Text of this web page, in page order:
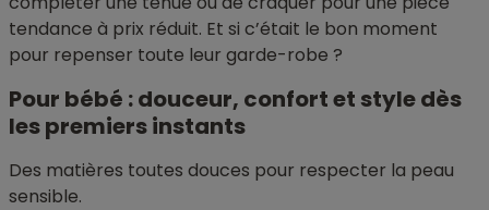
tendance à prix réduit. Et si c’était le bon moment
pour repenser toute leur garde-robe ?
Pour bébé : douceur, confort et style dès
les premiers instants
Des matières toutes douces pour respecter la peau
sensible.